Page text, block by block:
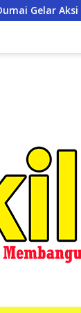
Sugiyarto